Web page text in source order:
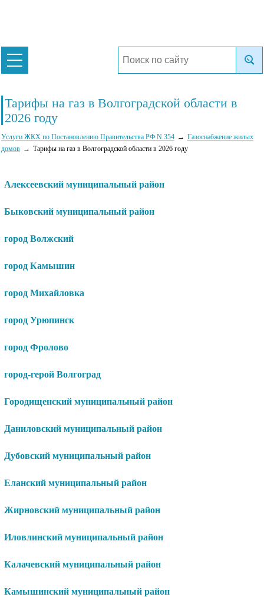
Тарифы на газ в Волгоградской области в
2026 году
Услуги ЖКХ по Постановлению Правительства РФ N 354
Газоснабжение жилых
домов
Тарифы на газ в Волгоградской области в 2026 году
Алексеевский муниципальный район
Быковский муниципальный район
город Волжский
город Камышин
город Михайловка
город Урюпинск
город Фролово
город-герой Волгоград
Городищенский муниципальный район
Даниловский муниципальный район
Дубовский муниципальный район
Еланский муниципальный район
Жирновский муниципальный район
Иловлинский муниципальный район
Калачевский муниципальный район
Камышинский муниципальный район